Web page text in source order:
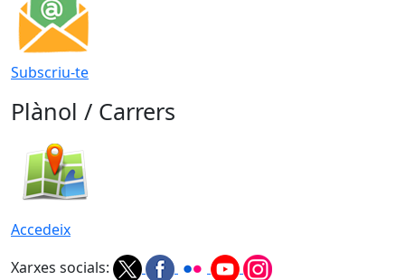
Subscriu-te
Plànol / Carrers
Accedeix
Xarxes socials: